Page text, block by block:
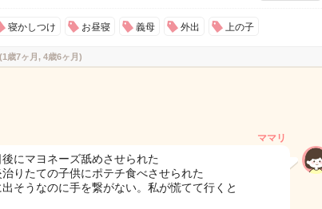
寝かしつけ お昼寝 義母 外出 上の子
(1歳7ヶ月, 4歳6ヶ月)
ママリ
後にマヨネーズ舐めさせられた
治りたての子供にポテチ食べさせられた
出そうなのに手を繋がない。私が慌てて行くと